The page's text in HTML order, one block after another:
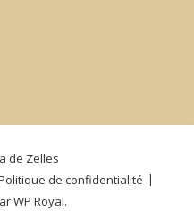
de Zelles
de confidentialité
WP Royal.